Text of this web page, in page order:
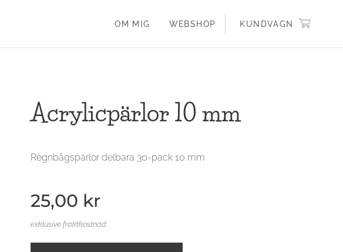
OM MIG WEBSHOP KUNDVAGN
Acrylicpärlor 10 mm
Regnbågspärlor delbara 30-pack 10 mm
25,00 kr
exklusive fraktkostnad